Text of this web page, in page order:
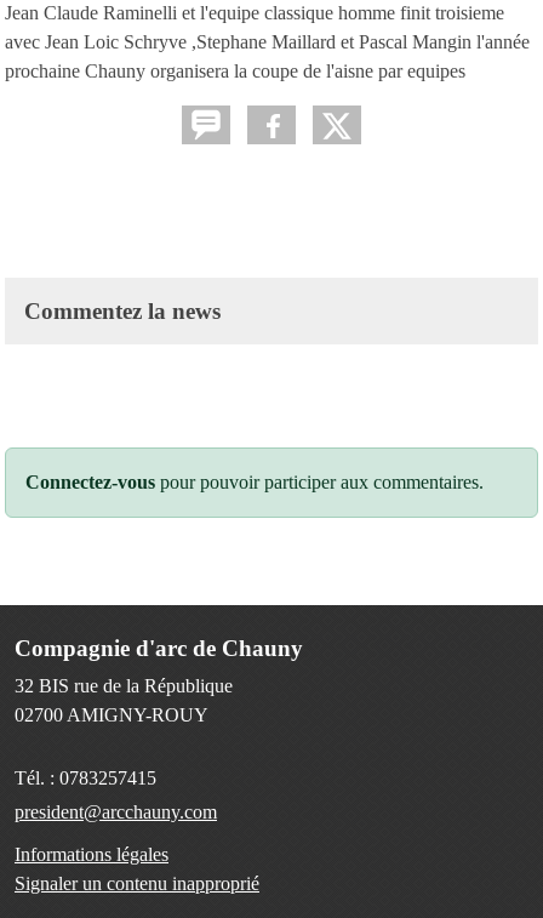
Jean Claude Raminelli et l'equipe classique homme finit troisieme
avec Jean Loic Schryve ,Stephane Maillard et Pascal Mangin l'année
prochaine Chauny organisera la coupe de l'aisne par equipes
Commentez la news
Connectez-vous pour pouvoir participer aux commentaires.
Compagnie d'arc de Chauny
32 BIS rue de la République
02700 AMIGNY-ROUY
Tél. : 0783257415
president@arcchauny.com
Informations légales
Signaler un contenu inapproprié